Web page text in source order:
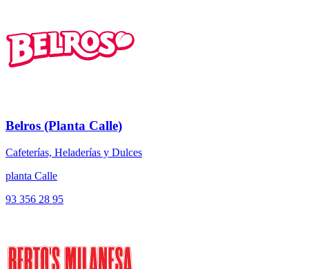
Belros (Planta Calle)
Cafeterías, Heladerías y Dulces
planta Calle
93 356 28 95